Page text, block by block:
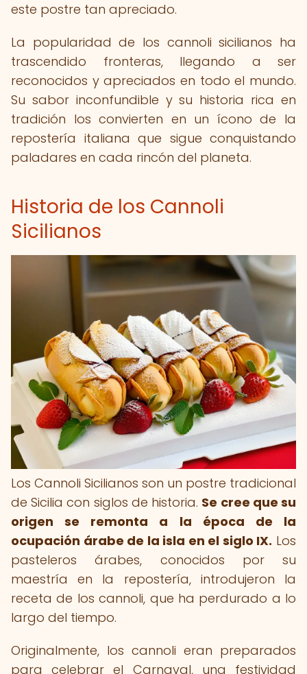
este postre tan apreciado.
La popularidad de los cannoli sicilianos ha
trascendido fronteras, llegando a ser
reconocidos y apreciados en todo el mundo.
Su sabor inconfundible y su historia rica en
tradición los convierten en un ícono de la
repostería italiana que sigue conquistando
paladares en cada rincón del planeta.
Historia de los Cannoli
Sicilianos
Los Cannoli Sicilianos son un postre tradicional
de Sicilia con siglos de historia. Se cree que su
origen se remonta a la época de la
ocupación árabe de la isla en el siglo IX. Los
pasteleros árabes, conocidos por su
maestría en la repostería, introdujeron la
receta de los cannoli, que ha perdurado a lo
largo del tiempo.
Originalmente, los cannoli eran preparados
para celebrar el Carnaval, una festividad